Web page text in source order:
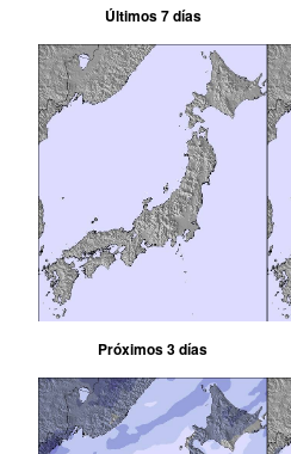
Últimos 7 días
Próximos 3 días